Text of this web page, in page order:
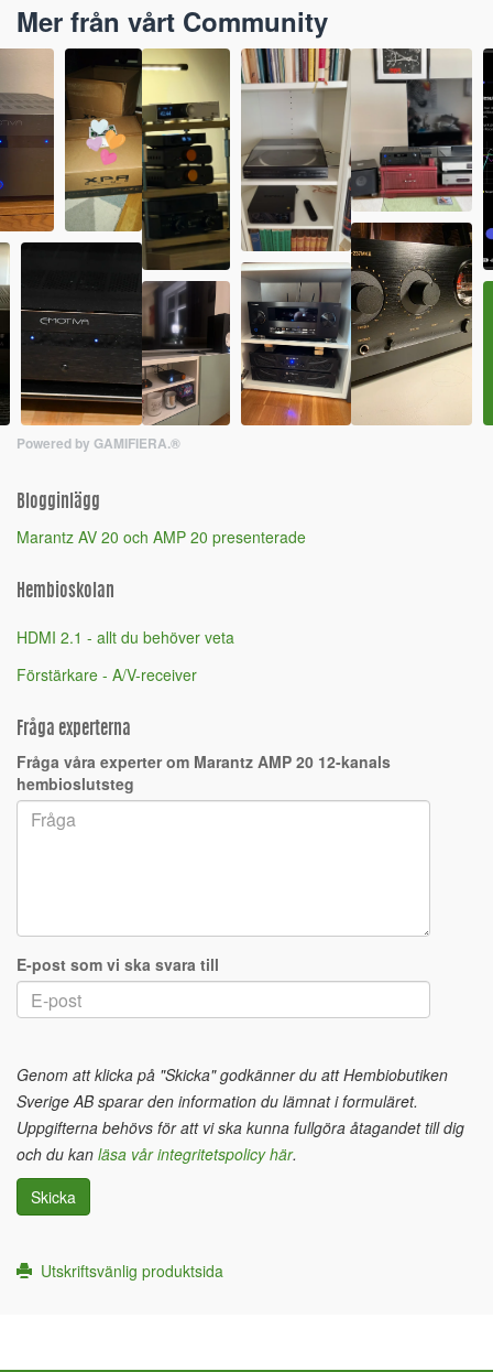
Mer från vårt Community
Powered by GAMIFIERA.®
Blogginlägg
Marantz AV 20 och AMP 20 presenterade
Hembioskolan
HDMI 2.1 - allt du behöver veta
Förstärkare - A/V-receiver
Fråga experterna
Fråga våra experter om Marantz AMP 20 12-kanals
hembioslutsteg
E-post som vi ska svara till
Genom att klicka på "Skicka" godkänner du att Hembiobutiken
Sverige AB sparar den information du lämnat i formuläret.
Uppgifterna behövs för att vi ska kunna fullgöra åtagandet till dig
och du kan läsa vår integritetspolicy här.
Skicka
Utskriftsvänlig produktsida